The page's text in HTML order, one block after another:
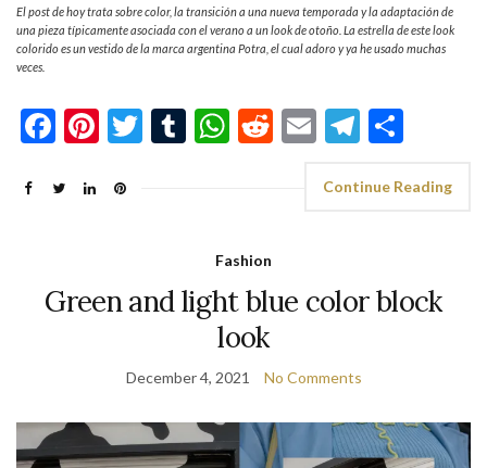
El post de hoy trata sobre color, la transición a una nueva temporada y la adaptación de
una pieza típicamente asociada con el verano a un look de otoño. La estrella de este look
colorido es un vestido de la marca argentina Potra, el cual adoro y ya he usado muchas
veces.
Facebook
Pinterest
Twitter
Tumblr
WhatsApp
Reddit
Email
Continue Reading
Fashion
Green and light blue color block
look
December 4, 2021 No Comments